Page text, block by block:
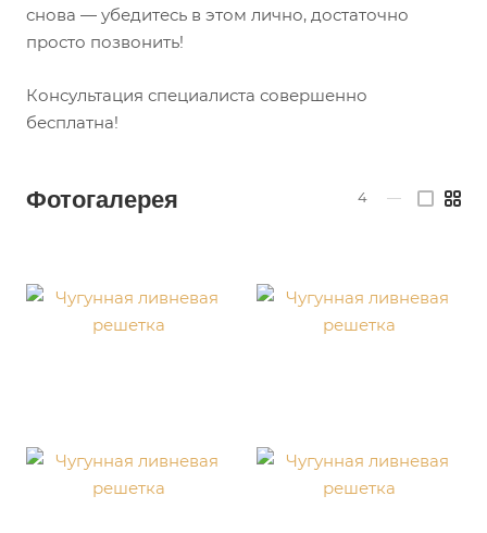
снова — убедитесь в этом лично, достаточно
просто позвонить!
Консультация специалиста совершенно
бесплатна!
Фотогалерея 4 —